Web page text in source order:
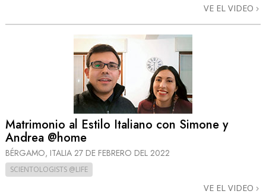
VE EL VIDEO
Matrimonio al Estilo Italiano con Simone y
Andrea @home
BÉRGAMO, ITALIA 27 DE FEBRERO DEL 2022
SCIENTOLOGISTS @LIFE
VE EL VIDEO